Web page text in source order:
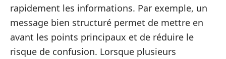
rapidement les informations. Par exemple, un
message bien structuré permet de mettre en
avant les points principaux et de réduire le
risque de confusion. Lorsque plusieurs